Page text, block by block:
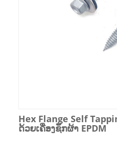
Hex Flange Self
ດ້ວຍເຄື່ອງຊັກຜ້າ EPDM